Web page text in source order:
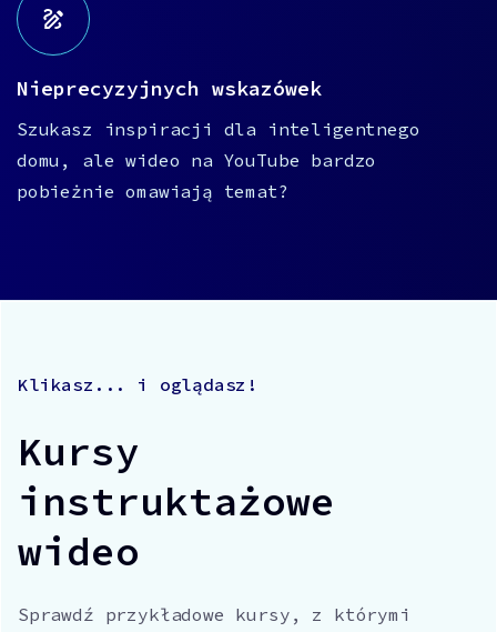
Nieprecyzyjnych wskazówek
Szukasz inspiracji dla inteligentnego
domu, ale wideo na YouTube bardzo
pobieżnie omawiają temat?
Klikasz... i oglądasz!
Kursy
instruktażowe
wideo
Sprawdź przykładowe kursy, z którymi